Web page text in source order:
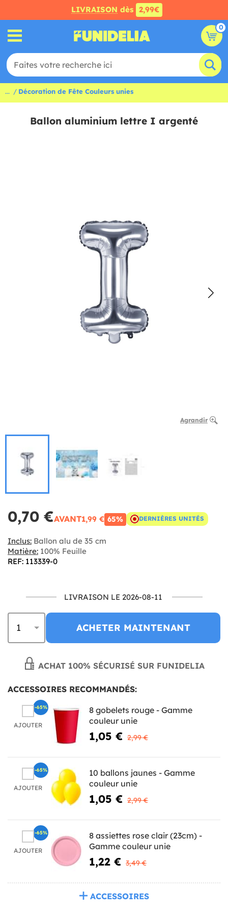
LIVRAISON dès 2,99€
0
... Décoration de Fête Couleurs unies
Ballon aluminium lettre I argenté
Agrandir
0,70 €AVANT1,99 € 65% DERNIÈRES UNITÉS
Inclus: Ballon alu de 35 cm
Matière: 100% Feuille
REF: 113339-0
LIVRAISON LE 2026-08-11
ACHETER MAINTENANT
ACHAT 100% SÉCURISÉ SUR FUNIDELIA
ACCESSOIRES RECOMMANDÉS:
AJOUTER
8 gobelets rouge - Gamme
couleur unie
1,05 € 2,99 €
-65%
AJOUTER
10 ballons jaunes - Gamme
couleur unie
1,05 € 2,99 €
-65%
AJOUTER
8 assiettes rose clair (23cm) -
Gamme couleur unie
1,22 € 3,49 €
-65%
ACCESSOIRES